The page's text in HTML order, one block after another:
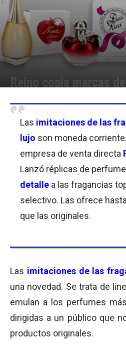
Reino copia marcas
Las imitaciones de las
lujo son moneda
empresa de venta directa
Lanzó réplicas de
detalle a las fragancias
selectivo. Las ofrece
que las originales.
Las imitaciones de las
una novedad. Se trata de
emulan a los perfumes
dirigidas a un público que
productos originales.